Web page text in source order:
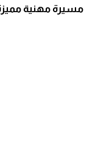
مسيرة مهنية مميزة